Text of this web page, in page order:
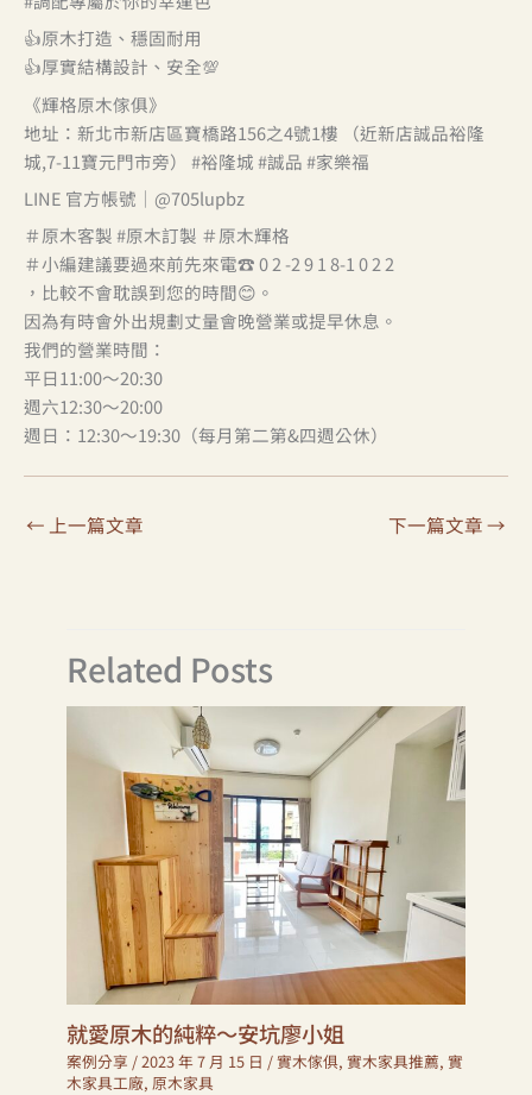
👍原木打造、穩固耐用
👍厚實結構設計、安全💯
《輝格原木傢俱》
地址：新北市新店區寶橋路156之4號1樓 （近新店誠品裕隆
城,7-11寶元門市旁） #裕隆城 #誠品 #家樂福
LINE 官方帳號｜@705lupbz
＃原木客製 #原木訂製 ＃原木輝格
＃小編建議要過來前先來電☎ 0 2 -2 9 1 8-1 0 2 2
，比較不會耽誤到您的時間😊。
因為有時會外出規劃丈量會晚營業或提早休息。
我們的營業時間：
平日11:00～20:30
週六12:30～20:00
週日：12:30～19:30（每月第二第&四週公休）
← 上一篇文章 下一篇文章→
Related Posts
就愛原木的純粹～安坑廖小姐
案例分享 /2023 年 7 月 15 日 /實木傢俱,實木家具推薦,實
木家具工廠,原木家具